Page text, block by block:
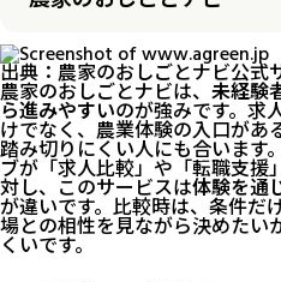
出典： 農家のおしごとナビ公式
農家のおしごとナビは、 未経験
ら進みやすいのが強みです。求
けでなく、農業体験の入口があ
踏み切りにくい人にも合います
ブが「求人比較」や「転職支援
対し、このサービスは体験を通
が違いです。比較時は、条件だ
場との相性を見ながら決めたい
くいです。